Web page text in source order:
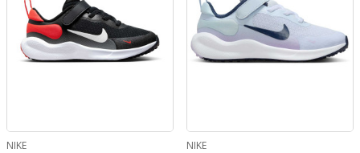
NIKE NIKE